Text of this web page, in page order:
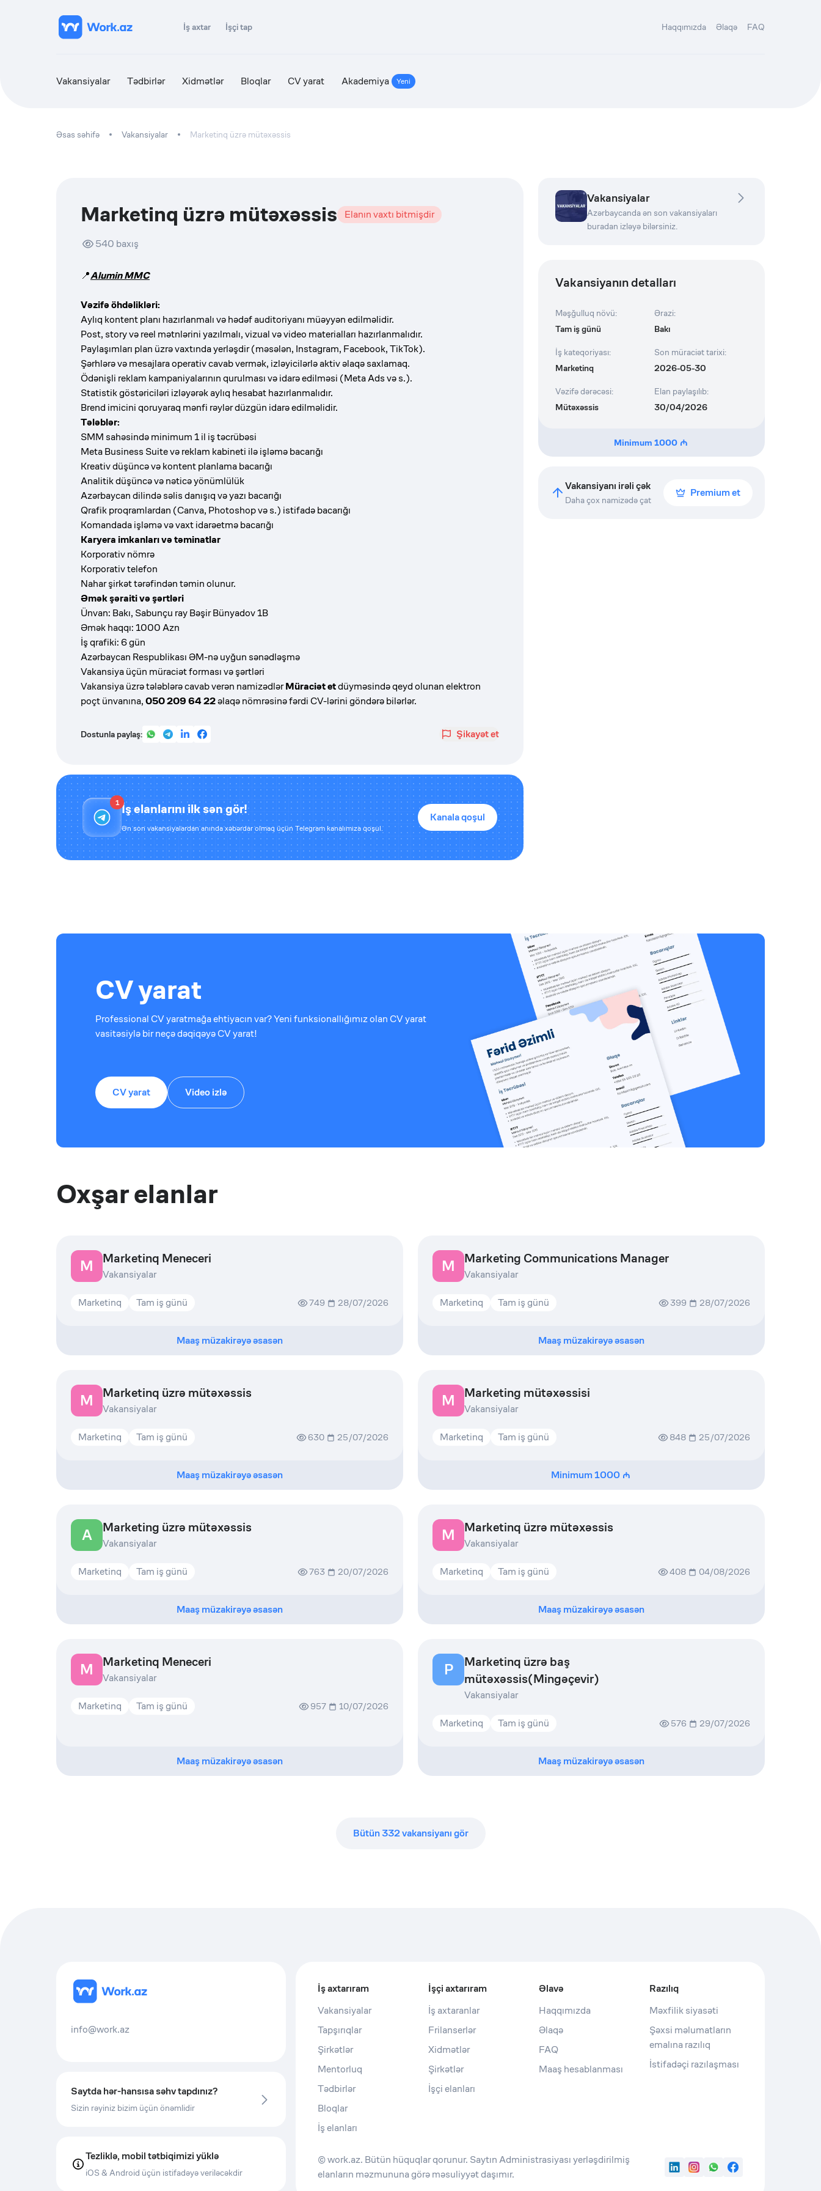
İş axtar İşçi tap Haqqımızda Əlaqə FAQ
Vakansiyalar Tədbirlər Xidmətlər Bloqlar CV yarat Akademiya Yeni
Əsas səhifə Vakansiyalar Marketinq üzrə mütəxəssis
Marketinq üzrə mütəxəssis Elanın vaxtı bitmişdir
540 baxış
📍Alumin MMC
Vəzifə öhdəlikləri:
Aylıq kontent planı hazırlanmalı və hədəf auditoriyanı müəyyən edilməlidir.
Post, story və reel mətnlərini yazılmalı, vizual və video materialları hazırlanmalıdır.
Paylaşımları plan üzrə vaxtında yerləşdir (məsələn, Instagram, Facebook, TikTok).
Şərhlərə və mesajlara operativ cavab vermək, izləyicilərlə aktiv əlaqə saxlamaq.
Ödənişli reklam kampaniyalarının qurulması və idarə edilməsi (Meta Ads və s.).
Statistik göstəriciləri izləyərək aylıq hesabat hazırlanmalıdır.
Brend imicini qoruyaraq mənfi rəylər düzgün idarə edilməlidir.
Tələblər:
SMM sahəsində minimum 1 il iş təcrübəsi
Meta Business Suite və reklam kabineti ilə işləmə bacarığı
Kreativ düşüncə və kontent planlama bacarığı
Analitik düşüncə və nəticə yönümlülük
Azərbaycan dilində səlis danışıq və yazı bacarığı
Qrafik proqramlardan (Canva, Photoshop və s.) istifadə bacarığı
Komandada işləmə və vaxt idarəetmə bacarığı
Karyera imkanları və təminatlar
Korporativ nömrə
Korporativ telefon
Nahar şirkət tərəfindən təmin olunur.
Əmək şəraiti və şərtləri
Ünvan: Bakı, Sabunçu ray Bəşir Bünyadov 1B
Əmək haqqı: 1000 Azn
İş qrafiki: 6 gün
Azərbaycan Respublikası ƏM-nə uyğun sənədləşmə
Vakansiya üçün müraciət forması və şərtləri
Vakansiya üzrə tələblərə cavab verən namizədlərMüraciət etdüyməsində qeyd olunan elektron
poçt ünvanına,050 209 64 22əlaqə nömrəsinə fərdi CV-lərini göndərə bilərlər.
Dostunla paylaş: Şikayət et
1 İş elanlarını ilk sən gör!
Ən son vakansiyalardan anında xəbərdar olmaq üçün Telegram kanalımıza qoşul.
Kanala qoşul
Vakansiyalar
Azərbaycanda ən son vakansiyaları
buradan izləyə bilərsiniz.
Vakansiyanın detalları
Məşğulluq növü:
Tam iş günü
Ərazi:
Bakı
İş kateqoriyası:
Marketinq
Son müraciət tarixi:
2026-05-30
Vəzifə dərəcəsi:
Mütəxəssis
Elan paylaşılıb:
30/04/2026
Minimum 1000
Vakansiyanı irəli çək
Daha çox namizədə çat
Premium et
CV yarat
Professional CV yaratmağa ehtiyacın var? Yeni funksionallığımız olan CV yarat
vasitəsiylə bir neçə dəqiqəyə CV yarat!
CV yarat Video izlə
Oxşar elanlar
M Marketinq Meneceri
Vakansiyalar
Marketinq Tam iş günü 749 28/07/2026
Maaş müzakirəyə əsasən
M Marketing Communications Manager
Vakansiyalar
Marketinq Tam iş günü 399 28/07/2026
Maaş müzakirəyə əsasən
M Marketinq üzrə mütəxəssis
Vakansiyalar
Marketinq Tam iş günü 630 25/07/2026
Maaş müzakirəyə əsasən
M Marketing mütəxəssisi
Vakansiyalar
Marketinq Tam iş günü 848 25/07/2026
Minimum1000
A Marketing üzrə mütəxəssis
Vakansiyalar
Marketinq Tam iş günü 763 20/07/2026
Maaş müzakirəyə əsasən
M Marketinq üzrə mütəxəssis
Vakansiyalar
Marketinq Tam iş günü 408 04/08/2026
Maaş müzakirəyə əsasən
M Marketinq Meneceri
Vakansiyalar
Marketinq Tam iş günü 957 10/07/2026
Maaş müzakirəyə əsasən
P
Marketinq üzrə baş
mütəxəssis(Mingəçevir)
Vakansiyalar
Marketinq Tam iş günü 576 29/07/2026
Maaş müzakirəyə əsasən
Bütün332vakansiyanı gör
info@work.az
Saytda hər-hansısa səhv tapdınız?
Sizin rəyiniz bizim üçün önəmlidir
Tezliklə, mobil tətbiqimizi yüklə
iOS & Android üçün istifadəyə veriləcəkdir
İş axtarıram
Vakansiyalar
Tapşırıqlar
Şirkətlər
Mentorluq
Tədbirlər
Bloqlar
İş elanları
İşçi axtarıram
İş axtaranlar
Frilanserlər
Xidmətlər
Şirkətlər
İşçi elanları
Əlavə
Haqqımızda
Əlaqə
FAQ
Maaş hesablanması
Razılıq
Məxfilik siyasəti
Şəxsi məlumatların
emalına razılıq
İstifadəçi razılaşması
© work.az. Bütün hüquqlar qorunur. Saytın Administrasiyası yerləşdirilmiş
elanların məzmununa görə məsuliyyət daşımır.
LinkedInInstagram
WhatsApp
Facebook